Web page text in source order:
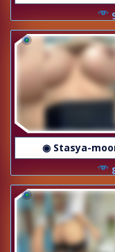
◉ Stasya-